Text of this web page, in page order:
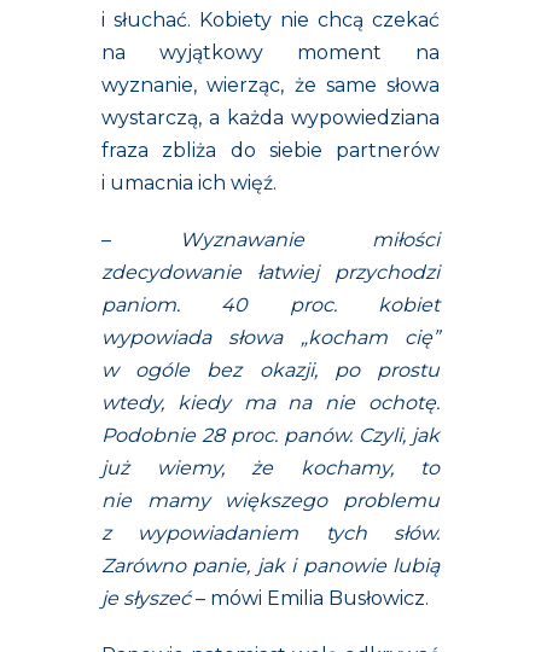
i słuchać. Kobiety nie chcą czekać
na wyjątkowy moment na
wyznanie, wierząc, że same słowa
wystarczą, a każda wypowiedziana
fraza zbliża do siebie partnerów
i umacnia ich więź.
– Wyznawanie miłości
zdecydowanie łatwiej przychodzi
paniom. 40 proc. kobiet
wypowiada słowa „kocham cię”
w ogóle bez okazji, po prostu
wtedy, kiedy ma na nie ochotę.
Podobnie 28 proc. panów. Czyli, jak
już wiemy, że kochamy, to
nie mamy większego problemu
z wypowiadaniem tych słów.
Zarówno panie, jak i panowie lubią
je słyszeć– mówi Emilia Busłowicz.